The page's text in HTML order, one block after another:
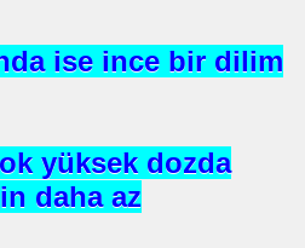
ise ince bir dilim
yüksek dozda
daha az